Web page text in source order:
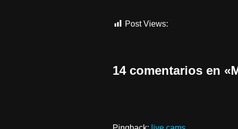
Post Views:
14 comentarios en